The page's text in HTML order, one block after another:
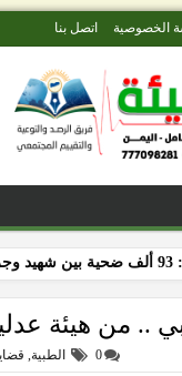
الخصوصية اتصل بنا
.. من هيئة
0 الطبية,